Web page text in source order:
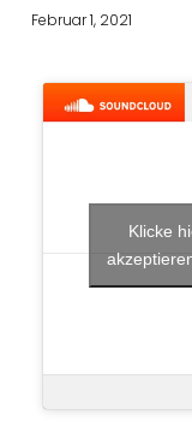
Februar 1, 2021
Klicke